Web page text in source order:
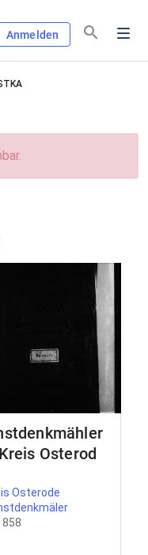
Anmelden
Osterode
Osterode